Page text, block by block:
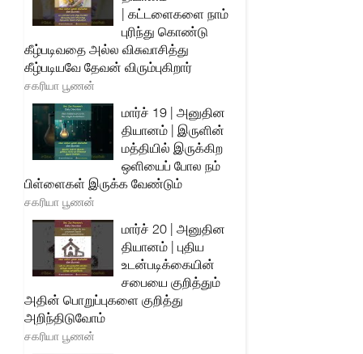
| கட்டளைகளை நாம்
புரிந்து கொண்டு
கீழ்படிவதை அல்ல விசுவாசித்து
கீழ்படியவே தேவன் விரும்புகிறார்
சகரியா பூணன்
மார்ச் 19 | அனுதின
தியானம் | இருளின்
மத்தியில் இருக்கிற
ஒளியைப் போல நம்
பிள்ளைகள் இருக்க வேண்டும்
சகரியா பூணன்
மார்ச் 20 | அனுதின
தியானம் | புதிய
உடன்படிக்கையின்
சபையை குறித்தும்
அதின் பொறுப்புகளை குறித்து
அறிந்திடுவோம்
சகரியா பூணன்